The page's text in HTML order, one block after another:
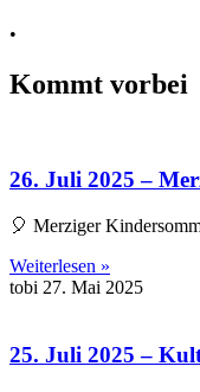
•
Kommt vorbei
26. Juli 2025 –
🎈 Merziger
Weiterlesen »
tobi 27. Mai 2025
25. Juli 2025 –